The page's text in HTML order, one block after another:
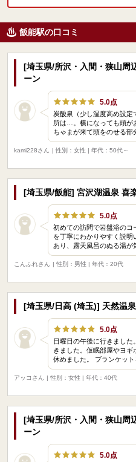
飯能駅の口コミ
[埼玉県/所沢・入間・狭山周
ーン
5.0点
炭酸泉（少し温度高め設
所は…。横になっても頭が
ちゃまが来て頭をのせる部
kami228さん
| 性別：女性 | 年代：50代～
[埼玉県/飯能] 宮沢湖温泉 喜
5.0点
初めての訪問で岩盤浴のコ
を丁寧にわかりやすく説明
あり、露天風呂のぬる湯が
こんふれさん
| 性別：男性 | 年代：20代
[埼玉県/日高 (埼玉)] 天然温泉
5.0点
日曜日の午後に行きまし
きました。仮眠部屋やヨ
休めました。 ブランケッ
アッコさん
| 性別：女性 | 年代：40代
[埼玉県/所沢・入間・狭山周
ーン
5.0点